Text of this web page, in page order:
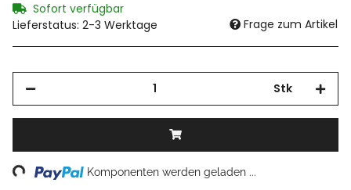
Sofort verfügbar
Lieferstatus: 2-3 Werktage
Frage zum Artikel
Stk
Loading... Komponenten werden geladen ...